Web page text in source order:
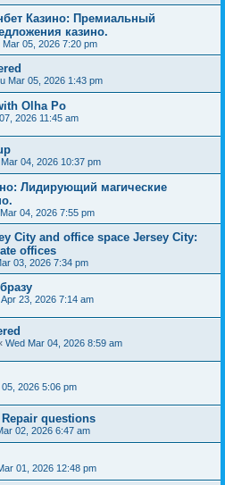
Казино: Премиальный
казино.
Mar 05, 2026 7:20 pm
Mar 05, 2026 1:43 pm
Olha Po
2026 11:45 am
04, 2026 10:37 pm
Лидирующий магические
04, 2026 7:55 pm
City and office space Jersey City:
offices
03, 2026 7:34 pm
23, 2026 7:14 am
Wed Mar 04, 2026 8:59 am
2026 5:06 pm
questions
02, 2026 6:47 am
01, 2026 12:48 pm